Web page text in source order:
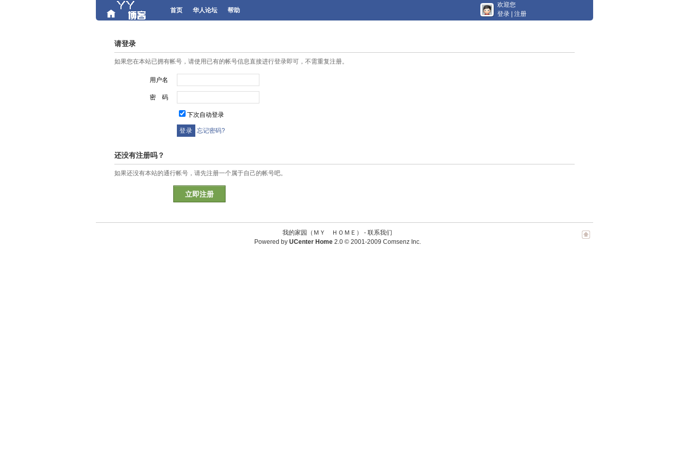
首页 华人论坛 帮助
欢迎您
登录
注册
请登录
如果您在本站已拥有帐号，请使用已有的帐号信息直接进行登录即可，不需重复注册。
用户名
密 码
下次自动登录
忘记密码?
还没有注册吗？
如果还没有本站的通行帐号，请先注册一个属于自己的帐号吧。
立即注册
我的家园（ＭＹ ＨＯＭＥ） - 联系我们
Powered by UCenter Home 2.0© 2001-2009 Comsenz Inc.